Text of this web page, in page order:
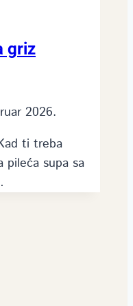
griz
2026.
ti treba
pileća supa sa